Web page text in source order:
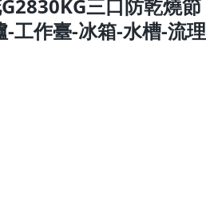
三口防乾燒節
工作臺-冰箱-水槽-流理